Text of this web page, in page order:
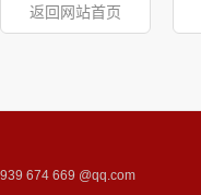
返回网站首页
939 674 669 @qq.com